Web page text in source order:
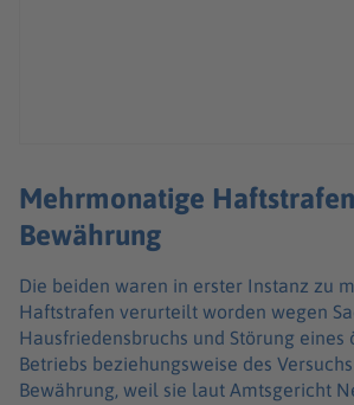
Mehrmonatige
Bewährung
Die beiden waren in erster Instanz zu
Haftstrafen verurteilt worden wegen
Hausfriedensbruchs und Störung eines
Betriebs beziehungsweise des
Bewährung, weil sie laut Amtsgericht